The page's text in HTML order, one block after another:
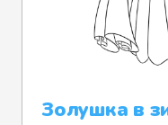
Золушка в